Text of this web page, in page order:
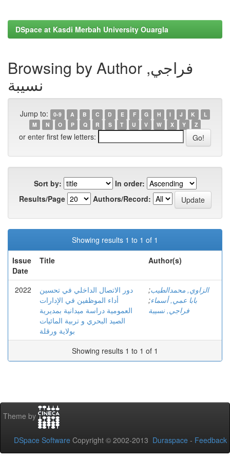
DSpace at Kasdi Merbah University Ouargla
Browsing by Author فراجي,
نسيبة
Jump to: 0-9 A B C D E F G H I J K
L
M
N O P Q R S T U V W X Y Z
or enter first few letters:
Sort by:
In order:
Results/Page
Authors/Record:
Showing results 1 to 1 of 1
Issue
Date
Title Author(s)
2022
دور الاتصال الداخلي في تحسين
أداء الموظفين في الإدارات
العمومية دراسة ميدانية بمديرية
الصيد البحري و تربية المائيات
بولاية ورقلة
الزاوي, محمدالطيب;
بابا عمي, أسماء;
فراجي, نسيبة
Showing results 1 to 1 of 1
Theme by
DSpace Software Copyright © 2002-2013 Duraspace - Feedback